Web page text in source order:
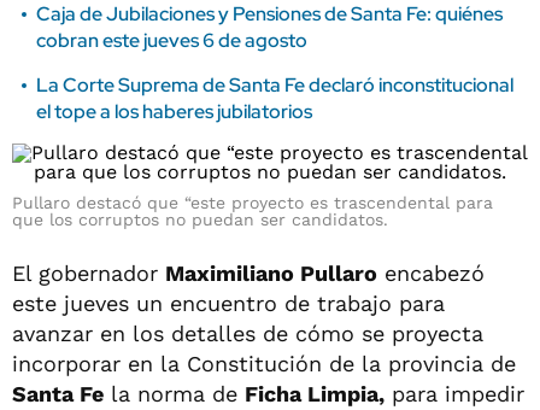
Caja de Jubilaciones y Pensiones de Santa Fe: quiénes
cobran este jueves 6 de agosto
La Corte Suprema de Santa Fe declaró inconstitucional
el tope a los haberes jubilatorios
Pullaro destacó que “este proyecto es trascendental para
que los corruptos no puedan ser candidatos.
El gobernador Maximiliano Pullaro encabezó
este jueves un encuentro de trabajo para
avanzar en los detalles de cómo se proyecta
incorporar en la Constitución de la provincia de
Santa Fe la norma de Ficha Limpia, para impedir